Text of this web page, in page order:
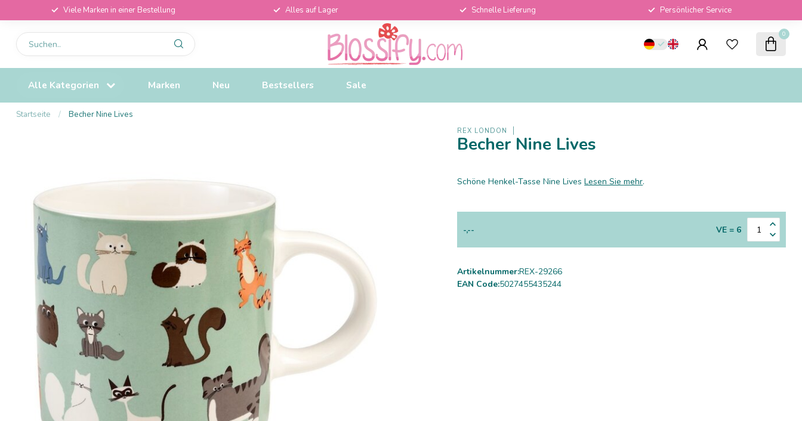
Viele Marken in einer Bestellung Alles auf Lager Schnelle Lieferung Persönlicher Service
0
Alle Kategorien Marken Neu Bestsellers Sale
Startseite / Becher Nine Lives
REX LONDON
Becher Nine Lives
Schöne Henkel-Tasse Nine LivesLesen Sie mehr.
-,-- VE = 6
Artikelnummer:REX-29266
EAN Code:5027455435244